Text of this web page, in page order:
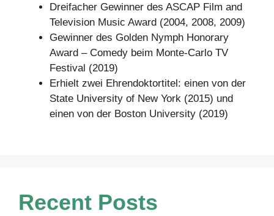
Dreifacher Gewinner des ASCAP Film and
Television Music Award (2004, 2008, 2009)
Gewinner des Golden Nymph Honorary
Award – Comedy beim Monte-Carlo TV
Festival (2019)
Erhielt zwei Ehrendoktortitel: einen von der
State University of New York (2015) und
einen von der Boston University (2019)
Recent Posts